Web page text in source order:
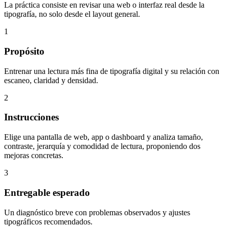
La práctica consiste en revisar una web o interfaz real desde la
tipografía, no solo desde el layout general.
1
Propósito
Entrenar una lectura más fina de tipografía digital y su relación con
escaneo, claridad y densidad.
2
Instrucciones
Elige una pantalla de web, app o dashboard y analiza tamaño,
contraste, jerarquía y comodidad de lectura, proponiendo dos
mejoras concretas.
3
Entregable esperado
Un diagnóstico breve con problemas observados y ajustes
tipográficos recomendados.